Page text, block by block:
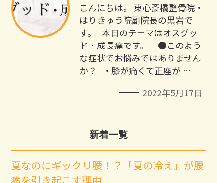
こんにちは。 東心斎橋整骨院・
はりきゅう院副院長の黒岩で
す。 本日のテーマはオスグッ
ド・成長痛です。 ●このよう
な症状でお悩みではありません
か？ ・膝が痛くて正座が …
2022年5月17日
新着一覧
夏なのにギックリ腰！？「夏の冷え」が腰
痛を引き起こす理由